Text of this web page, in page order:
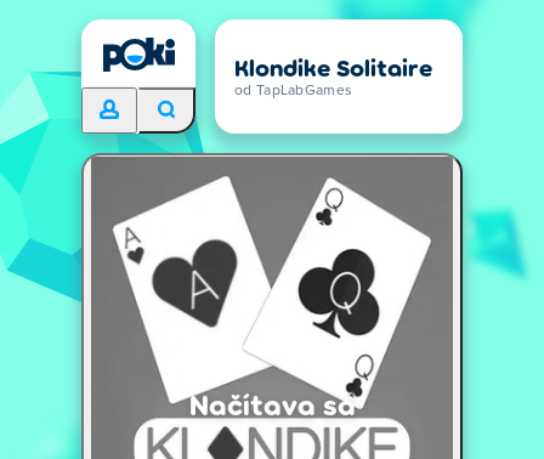
Klondike Solitaire
od TapLabGames
Načítava sa